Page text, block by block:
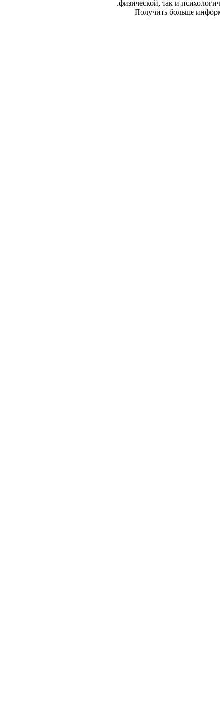
физической, так и
Получить больше